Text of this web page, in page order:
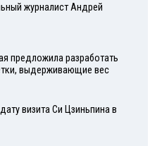
журналист Андрей
предложила разработать
выдерживающие вес
визита Си Цзиньпина в